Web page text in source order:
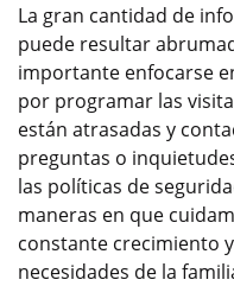
La gran cantidad de
puede resultar
importante enfocarse
por programar las
están atrasadas y
preguntas o
las políticas de
maneras en que
constante crecimiento
necesidades de la